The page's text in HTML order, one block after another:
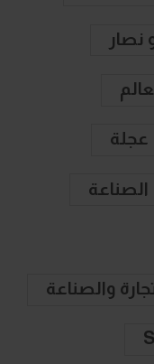
نصار
عجلة
الصناعة
والصناعة